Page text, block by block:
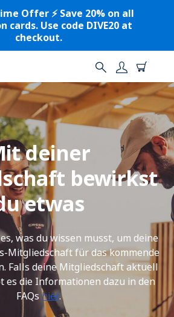
Offer ⚡️ Save 20% on all
Use code DIVE20 at
checkout.
deiner
bewirkst
etwas
was du wissen musst, um deine
Mitgliedschaft für das kommende
Falls deine Mitgliedschaft aktuell
es die Informationen dazu in den
FAQs hier.